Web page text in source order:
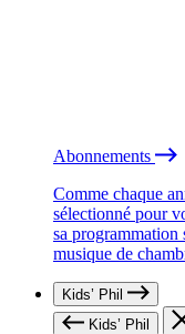
Abonnements
Comme chaque
sélectionné pour
sa programmation
musique de
Kids’ Phil
Kids’ Phil